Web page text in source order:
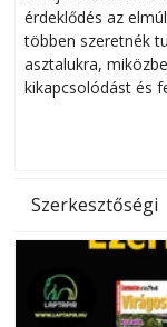
érdeklődés az
többen szeretnék
asztalukra,
kikapcsolódást és
Szerkesztőségi